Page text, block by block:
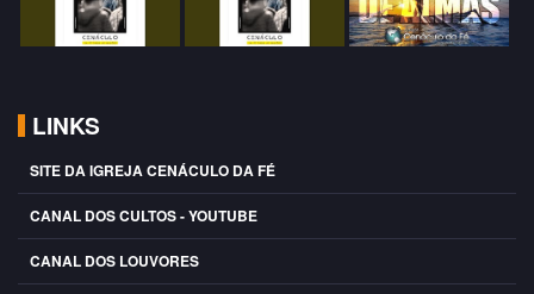
LINKS
SITE DA IGREJA CENÁCULO DA FÉ
CANAL DOS CULTOS - YOUTUBE
CANAL DOS LOUVORES